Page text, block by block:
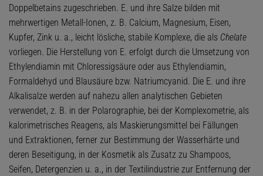
Doppelbetains zugeschrieben. E. und ihre Salze bilden mit
mehrwertigen Metall-Ionen, z. B. Calcium, Magnesium, Eisen,
Kupfer, Zink u. a., leicht lösliche, stabile Komplexe, die als Chelate
vorliegen. Die Herstellung von E. erfolgt durch die Umsetzung von
Ethylendiamin mit Chloressigsäure oder aus Ethylendiamin,
Formaldehyd und Blausäure bzw. Natriumcyanid. Die E. und ihre
Alkalisalze werden auf nahezu allen analytischen Gebieten
verwendet, z. B. in der Polarographie, bei der Komplexometrie, als
kalorimetrisches Reagens, als Maskierungsmittel bei Fällungen
und Extraktionen, ferner zur Bestimmung der Wasserhärte und
deren Beseitigung, in der Kosmetik als Zusatz zu Shampoos,
Seifen, Detergenzien u. a., in der Textilindustrie zur Entfernung der